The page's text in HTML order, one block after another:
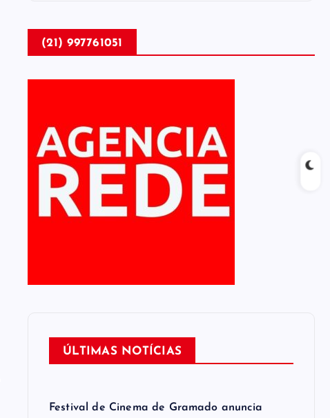
(21) 997761051
ÚLTIMAS NOTÍCIAS
Festival de Cinema de Gramado anuncia